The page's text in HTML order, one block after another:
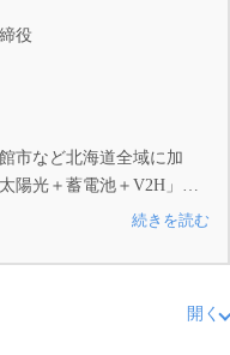
役
市など北海道全域に加
陽光＋蓄電池＋V2H」の
電化（エコキュート・暖
します。 2025年1
続きを読む
開く